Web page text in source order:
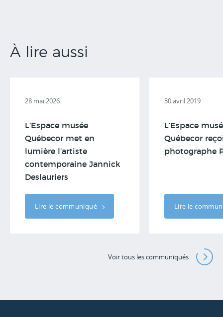
À lire aussi
28 mai 2026
L’Espace musée
Québecor met en
lumière l’artiste
contemporaine Jannick
Deslauriers
Lire le communiqué
30 avril 2019
L’Espace
Québecor
photographe
Lire le
Voir tous les communiqués